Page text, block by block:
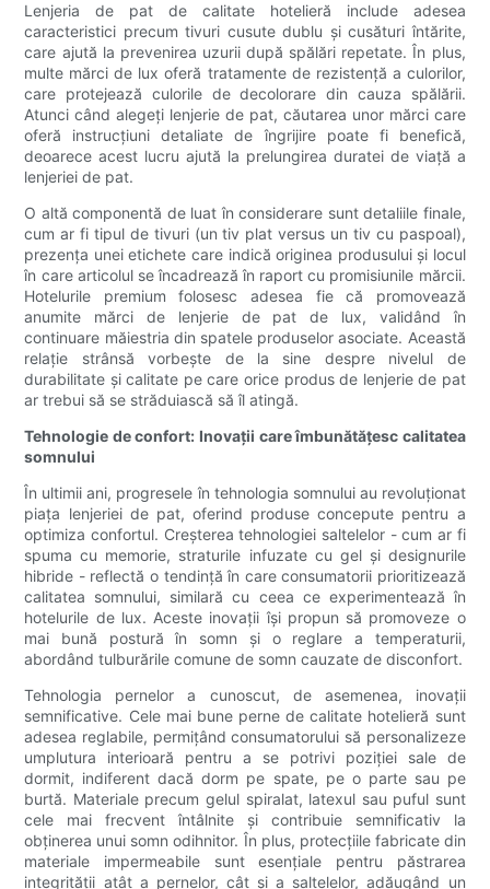
Lenjeria de pat de calitate hotelieră include adesea
caracteristici precum tivuri cusute dublu și cusături întărite,
care ajută la prevenirea uzurii după spălări repetate. În plus,
multe mărci de lux oferă tratamente de rezistență a culorilor,
care protejează culorile de decolorare din cauza spălării.
Atunci când alegeți lenjerie de pat, căutarea unor mărci care
oferă instrucțiuni detaliate de îngrijire poate fi benefică,
deoarece acest lucru ajută la prelungirea duratei de viață a
lenjeriei de pat.
O altă componentă de luat în considerare sunt detaliile finale,
cum ar fi tipul de tivuri (un tiv plat versus un tiv cu paspoal),
prezența unei etichete care indică originea produsului și locul
în care articolul se încadrează în raport cu promisiunile mărcii.
Hotelurile premium folosesc adesea fie că promovează
anumite mărci de lenjerie de pat de lux, validând în
continuare măiestria din spatele produselor asociate. Această
relație strânsă vorbește de la sine despre nivelul de
durabilitate și calitate pe care orice produs de lenjerie de pat
ar trebui să se străduiască să îl atingă.
Tehnologie de confort: Inovații care îmbunătățesc calitatea
somnului
În ultimii ani, progresele în tehnologia somnului au revoluționat
piața lenjeriei de pat, oferind produse concepute pentru a
optimiza confortul. Creșterea tehnologiei saltelelor - cum ar fi
spuma cu memorie, straturile infuzate cu gel și designurile
hibride - reflectă o tendință în care consumatorii prioritizează
calitatea somnului, similară cu ceea ce experimentează în
hotelurile de lux. Aceste inovații își propun să promoveze o
mai bună postură în somn și o reglare a temperaturii,
abordând tulburările comune de somn cauzate de disconfort.
Tehnologia pernelor a cunoscut, de asemenea, inovații
semnificative. Cele mai bune perne de calitate hotelieră sunt
adesea reglabile, permițând consumatorului să personalizeze
umplutura interioară pentru a se potrivi poziției sale de
dormit, indiferent dacă dorm pe spate, pe o parte sau pe
burtă. Materiale precum gelul spiralat, latexul sau puful sunt
cele mai frecvent întâlnite și contribuie semnificativ la
obținerea unui somn odihnitor. În plus, protecțiile fabricate din
materiale impermeabile sunt esențiale pentru păstrarea
integrității atât a pernelor, cât și a saltelelor, adăugând un